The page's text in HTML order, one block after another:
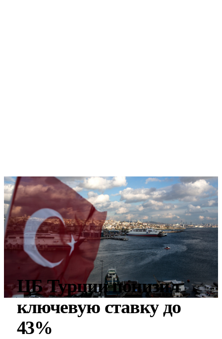
ЦБ Турции понизил
ключевую ставку до
43%